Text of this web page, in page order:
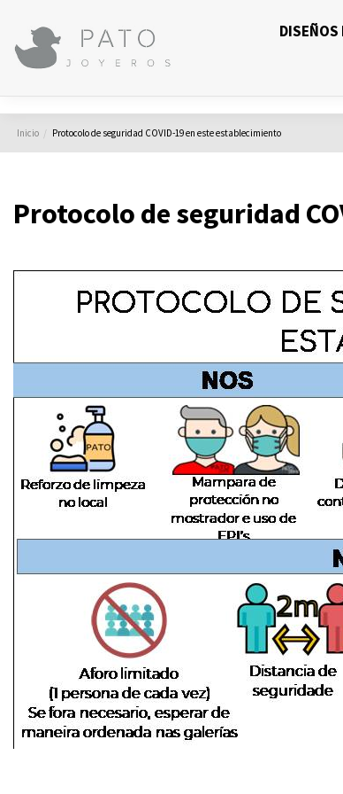
Inicio Protocolo de seguridad COVID-19 en este establecimiento
Protocolo de seguridad